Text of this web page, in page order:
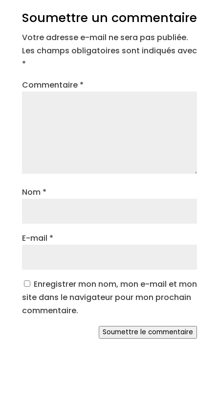
Soumettre un commentaire
Votre adresse e-mail ne sera pas publiée.
Les champs obligatoires sont indiqués avec
*
Commentaire *
Nom *
E-mail *
Enregistrer mon nom, mon e-mail et mon
site dans le navigateur pour mon prochain
commentaire.
Soumettre le commentaire